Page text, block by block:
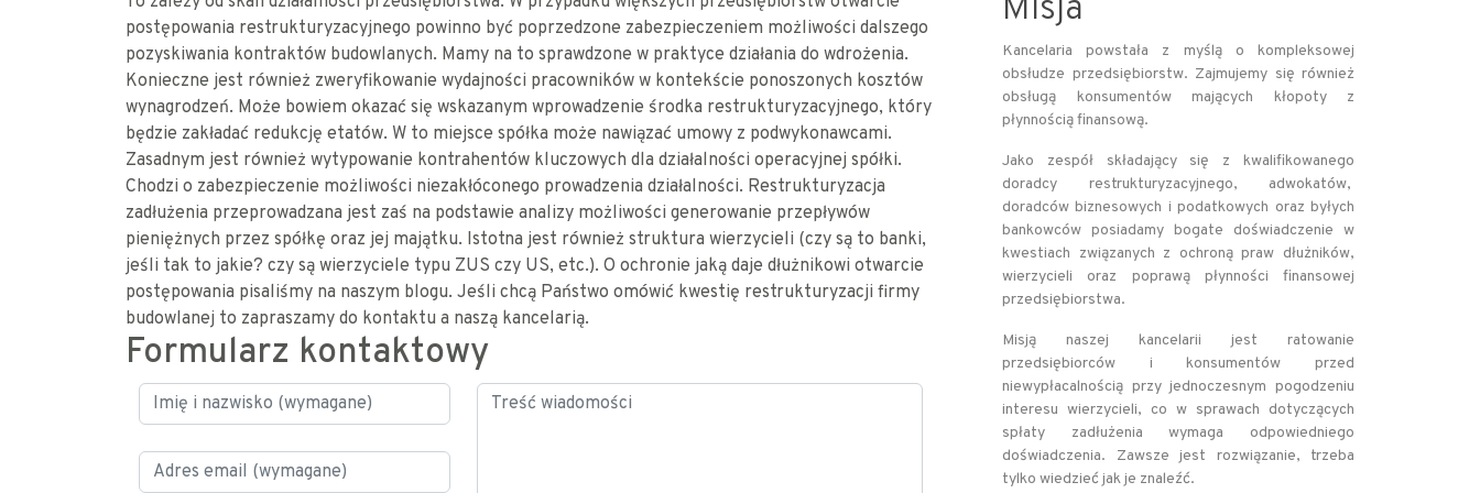
postępowania restrukturyzacyjnego powinno być poprzedzone zabezpieczeniem możliwości dalszego
pozyskiwania kontraktów budowlanych. Mamy na to sprawdzone w praktyce działania do wdrożenia.
Konieczne jest również zweryfikowanie wydajności pracowników w kontekście ponoszonych kosztów
wynagrodzeń. Może bowiem okazać się wskazanym wprowadzenie środka restrukturyzacyjnego, który
będzie zakładać redukcję etatów. W to miejsce spółka może nawiązać umowy z podwykonawcami.
Zasadnym jest również wytypowanie kontrahentów kluczowych dla działalności operacyjnej spółki.
Chodzi o zabezpieczenie możliwości niezakłóconego prowadzenia działalności. Restrukturyzacja
zadłużenia przeprowadzana jest zaś na podstawie analizy możliwości generowanie przepływów
pieniężnych przez spółkę oraz jej majątku. Istotna jest również struktura wierzycieli (czy są to banki,
jeśli tak to jakie? czy są wierzyciele typu ZUS czy US, etc.). O ochronie jaką daje dłużnikowi otwarcie
postępowania pisaliśmy na naszym blogu. Jeśli chcą Państwo omówić kwestię restrukturyzacji firmy
budowlanej to zapraszamy do kontaktu a naszą kancelarią.
Formularz kontaktowy
Misja
Kancelaria powstała z myślą o kompleksowej
obsłudze przedsiębiorstw. Zajmujemy się również
obsługą konsumentów mających kłopoty z
płynnością finansową.
Jako zespół składający się z kwalifikowanego
doradcy restrukturyzacyjnego, adwokatów,
doradców biznesowych i podatkowych oraz byłych
bankowców posiadamy bogate doświadczenie w
kwestiach związanych z ochroną praw dłużników,
wierzycieli oraz poprawą płynności finansowej
przedsiębiorstwa.
Misją naszej kancelarii jest ratowanie
przedsiębiorców i konsumentów przed
niewypłacalnością przy jednoczesnym pogodzeniu
interesu wierzycieli, co w sprawach dotyczących
spłaty zadłużenia wymaga odpowiedniego
doświadczenia. Zawsze jest rozwiązanie, trzeba
tylko wiedzieć jak je znaleźć.